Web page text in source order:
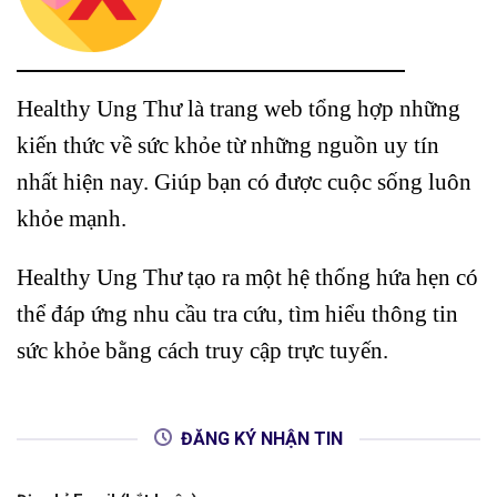
Healthy Ung Thư là trang web tổng hợp những
kiến thức về sức khỏe từ những nguồn uy tín
nhất hiện nay. Giúp bạn có được cuộc sống luôn
khỏe mạnh.
Healthy Ung Thư tạo ra một hệ thống hứa hẹn có
thể đáp ứng nhu cầu tra cứu, tìm hiểu thông tin
sức khỏe bằng cách truy cập trực tuyến.
ĐĂNG KÝ NHẬN TIN